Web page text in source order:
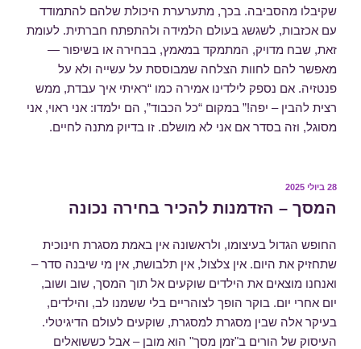
שקיבלו מהסביבה. בכך, מתערערת היכולת שלהם להתמודד
עם אכזבות, לשגשג בעולם הלמידה ולהתפתח חברתית. לעומת
זאת, שבח מדויק, המתמקד במאמץ, בבחירה או בשיפור —
מאפשר להם לחוות הצלחה שמבוססת על עשייה ולא על
פנטזיה. אם נספק לילדינו אמירה כמו “ראיתי איך עבדת, ממש
רצית להבין – יפה!” במקום “כל הכבוד”, הם ילמדו: אני ראוי, אני
מסוגל, וזה בסדר אם אני לא מושלם. זו בדיוק מתנה לחיים.
פורסם
28 ביולי 2025
המסך – הזדמנות להכיר בחירה נכונה
החופש הגדול בעיצומו, ולראשונה אין באמת מסגרת חינוכית
שתחזיק את היום. אין צלצול, אין תלבושת, אין מי שיבנה סדר –
ואנחנו מוצאים את הילדים שוקעים אל תוך המסך, שוב ושוב,
יום אחרי יום. בוקר הופך לצוהריים בלי ששמנו לב, והילדים,
בעיקר אלה שבין מסגרת למסגרת, שוקעים לעולם הדיגיטלי.
העיסוק של הורים ב"זמן מסך" הוא מובן – אבל כששואלים